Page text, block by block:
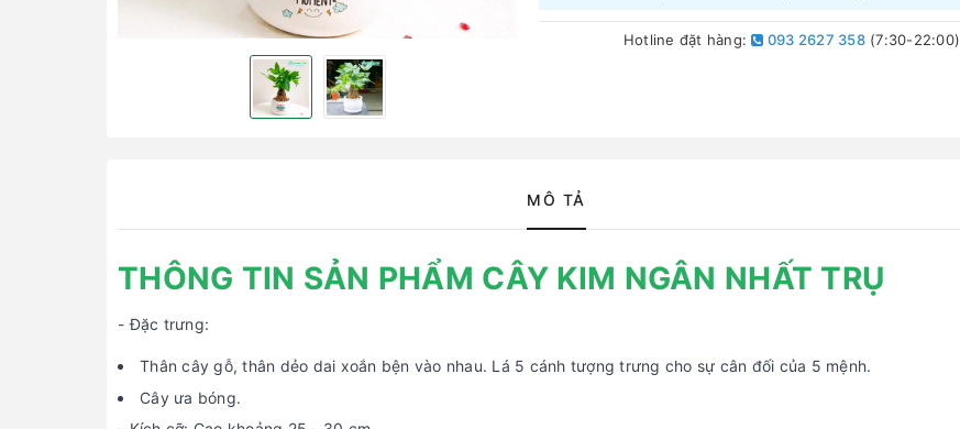
Hotline đặt hàng: 093 2627 358(7:30-22:00)
MÔ TẢ
THÔNG TIN SẢN PHẨM CÂY KIM NGÂN NHẤT TRỤ
- Đặc trưng:
Thân cây gỗ, thân dẻo dai xoắn bện vào nhau. Lá 5 cánh tượng trưng cho sự cân đối của 5 mệnh.
Cây ưa bóng.